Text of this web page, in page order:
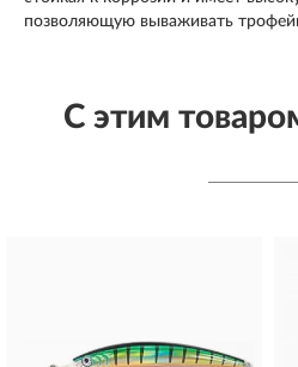
позволяющую вываживать
С этим